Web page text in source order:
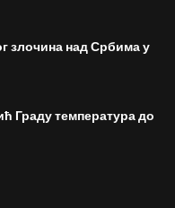
злочина над Србима у
Граду температура до